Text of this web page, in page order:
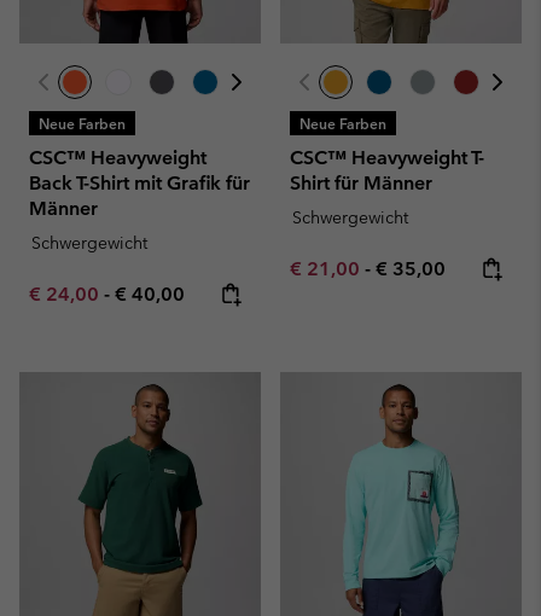
Neue Farben
CSC™ Heavyweight
Back T-Shirt mit Grafik für
Männer
Schwergewicht
Minimum sale price:
€ 24,00 - Maximum price:
€ 40,00
Neue Farben
CSC™ Heavyweight T-
Shirt für Männer
Schwergewicht
Minimum sale price:
€ 21,00 - Maximum price:
€ 35,00